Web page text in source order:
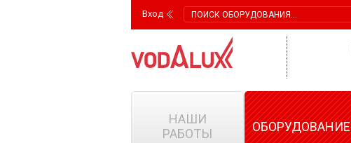
Вход
НАШИ
РАБОТЫ
ОБОРУДОВАНИЕ